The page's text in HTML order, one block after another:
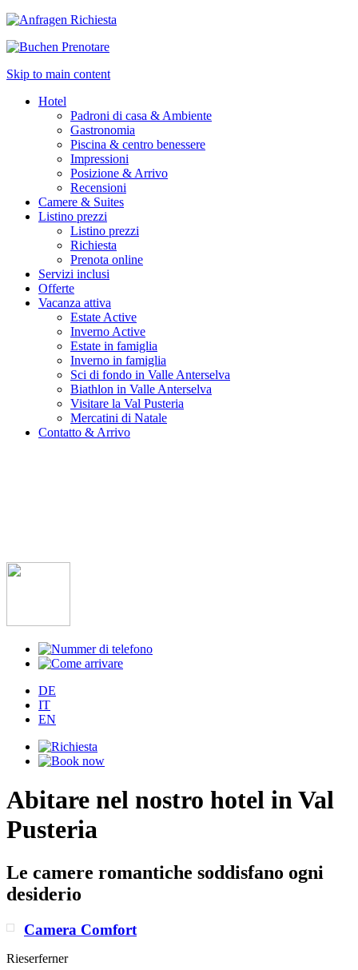
Richiesta
Prenotare
Skip to main content
Hotel
Padroni di casa & Ambiente
Gastronomia
Piscina & centro benessere
Impressioni
Posizione & Arrivo
Recensioni
Camere & Suites
Listino prezzi
Listino prezzi
Richiesta
Prenota online
Servizi inclusi
Offerte
Vacanza attiva
Estate Active
Inverno Active
Estate in famiglia
Inverno in famiglia
Sci di fondo in Valle Anterselva
Biathlon in Valle Anterselva
Visitare la Val Pusteria
Mercatini di Natale
Contatto & Arrivo
DE
IT
EN
Abitare nel nostro hotel in Val
Pusteria
Le camere romantiche soddisfano ogni
desiderio
Camera Comfort
Rieserferner